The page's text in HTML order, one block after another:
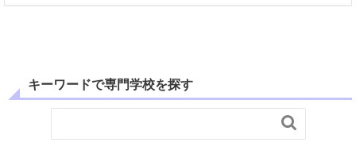
キーワードで専門学校を探す
